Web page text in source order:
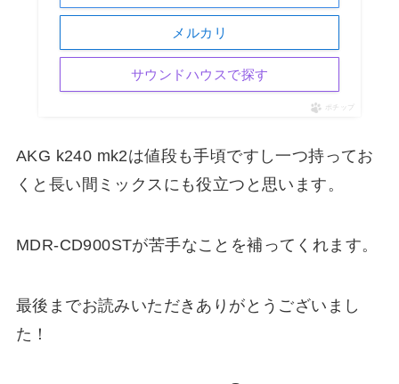
メルカリ
サウンドハウスで探す
ポチップ
AKG k240 mk2は値段も手頃ですし一つ持ってお
くと長い間ミックスにも役立つと思います。
MDR-CD900STが苦手なことを補ってくれます。
最後までお読みいただきありがとうございまし
た！